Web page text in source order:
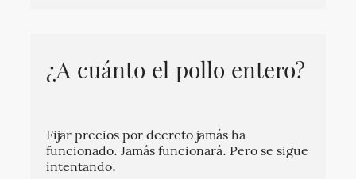
¿A cuánto el pollo entero?
Fijar precios por decreto jamás ha
funcionado. Jamás funcionará. Pero se sigue
intentando.